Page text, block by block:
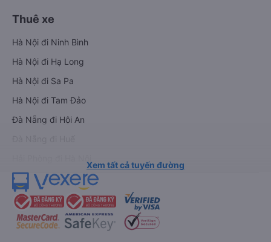
Thuê xe
Hà Nội đi Ninh Bình
Hà Nội đi Hạ Long
Hà Nội đi Sa Pa
Hà Nội đi Tam Đảo
Đà Nẵng đi Hội An
Xem tất cả tuyến đường